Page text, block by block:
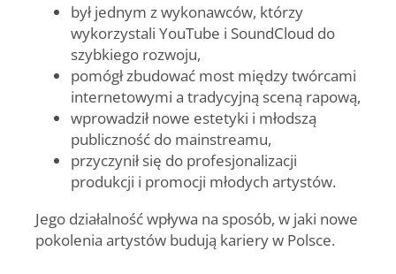
był jednym z wykonawców, którzy
wykorzystali YouTube i SoundCloud do
szybkiego rozwoju,
pomógł zbudować most między twórcami
internetowymi a tradycyjną sceną rapową,
wprowadził nowe estetyki i młodszą
publiczność do mainstreamu,
przyczynił się do profesjonalizacji
produkcji i promocji młodych artystów.
Jego działalność wpływa na sposób, w jaki nowe
pokolenia artystów budują kariery w Polsce.